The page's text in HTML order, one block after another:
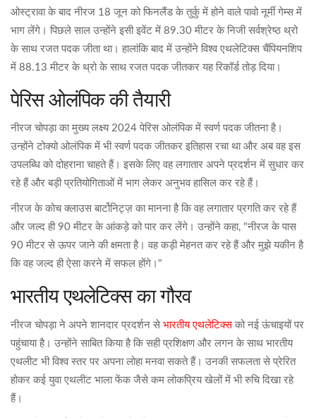
ओस्ट्रावा के बाद नीरज 18 जून को फिनलैंड के तुर्कु में होने वाले पावो नूर्मी गेम्स में
भाग लेंगे। पिछले साल उन्होंने इसी इवेंट में 89.30 मीटर के निजी सर्वश्रेष्ठ थ्रो
के साथ रजत पदक जीता था। हालांकि बाद में उन्होंने विश्व एथलेटिक्स चैंपियनशिप
में 88.13 मीटर के थ्रो के साथ रजत पदक जीतकर यह रिकॉर्ड तोड़ दिया।
पेरिस ओलंपिक की तैयारी
नीरज चोपड़ा का मुख्य लक्ष्य 2024 पेरिस ओलंपिक में स्वर्ण पदक जीतना है।
उन्होंने टोक्यो ओलंपिक में भी स्वर्ण पदक जीतकर इतिहास रचा था और अब वह इस
उपलब्धि को दोहराना चाहते हैं। इसके लिए वह लगातार अपने प्रदर्शन में सुधार कर
रहे हैं और बड़ी प्रतियोगिताओं में भाग लेकर अनुभव हासिल कर रहे हैं।
नीरज के कोच क्लाउस बार्टोनिट्ज़ का मानना है कि वह लगातार प्रगति कर रहे हैं
और जल्द ही 90 मीटर के आंकड़े को पार कर लेंगे। उन्होंने कहा, "नीरज के पास
90 मीटर से ऊपर जाने की क्षमता है। वह कड़ी मेहनत कर रहे हैं और मुझे यकीन है
कि वह जल्द ही ऐसा करने में सफल होंगे।"
भारतीय एथलेटिक्स का गौरव
नीरज चोपड़ा ने अपने शानदार प्रदर्शन से भारतीय एथलेटिक्सको नई ऊंचाइयों पर
पहुंचाया है। उन्होंने साबित किया है कि सही प्रशिक्षण और लगन के साथ भारतीय
एथलीट भी विश्व स्तर पर अपना लोहा मनवा सकते हैं। उनकी सफलता से प्रेरित
होकर कई युवा एथलीट भाला फेंक जैसे कम लोकप्रिय खेलों में भी रुचि दिखा रहे
हैं।